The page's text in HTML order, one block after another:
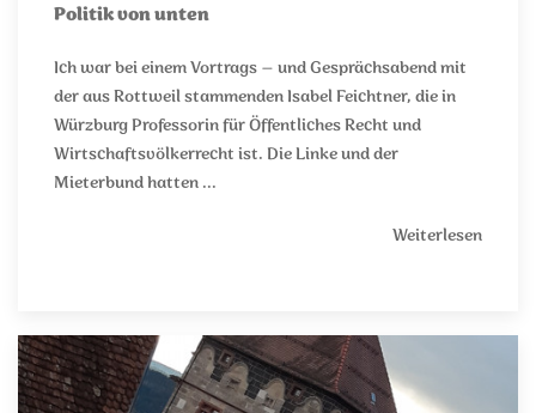
Politik von unten
Ich war bei einem Vortrags – und Gesprächsabend mit
der aus Rottweil stammenden Isabel Feichtner, die in
Würzburg Professorin für Öffentliches Recht und
Wirtschaftsvölkerrecht ist. Die Linke und der
Mieterbund hatten ...
Weiterlesen